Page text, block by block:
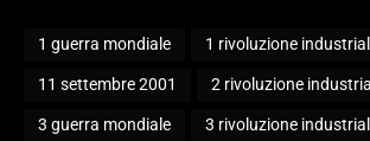
1 guerra mondiale 1 rivoluzione
11 settembre 2001 2 rivoluzione
3 guerra mondiale 3 rivoluzione